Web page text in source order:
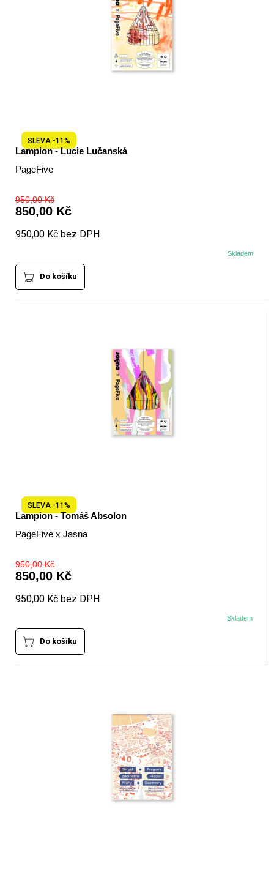
SLEVA -11%
Lampion - Lucie Lučanská
PageFive
950,00 Kč
850,00 Kč
950,00 Kč bez DPH
Skladem
Do košíku
SLEVA -11%
Lampion - Tomáš Absolon
PageFive x Jasna
950,00 Kč
850,00 Kč
950,00 Kč bez DPH
Skladem
Do košíku